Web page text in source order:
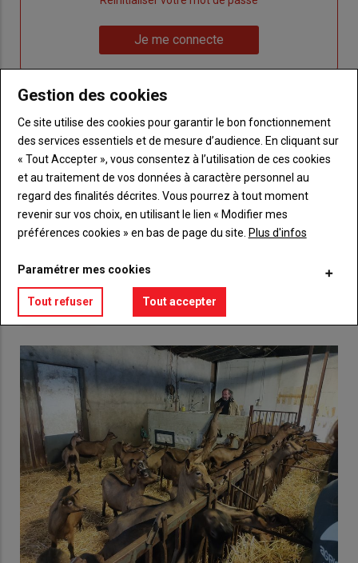
de
passe"
me
connecte"
Je me connecte
Sous-
titre
Vous n'êtes pas abonné(e)
TITRE CRÉEZ UN COMPTE
BodyChoisissez votre formule et créez votre
compte pour accéder à tout {nom-site}.
Lien Créez un compte
VOUS AIMEREZ AUSSI
Gestion des cookies
Ce site utilise des cookies pour garantir le bon fonctionnement
des services essentiels et de mesure d’audience. En cliquant sur
« Tout Accepter », vous consentez à l’utilisation de ces cookies
et au traitement de vos données à caractère personnel au
regard des finalités décrites. Vous pourrez à tout moment
revenir sur vos choix, en utilisant le lien « Modifier mes
préférences cookies » en bas de page du site. Plus d'infos
Paramétrer mes cookies
Tout refuser Tout accepter